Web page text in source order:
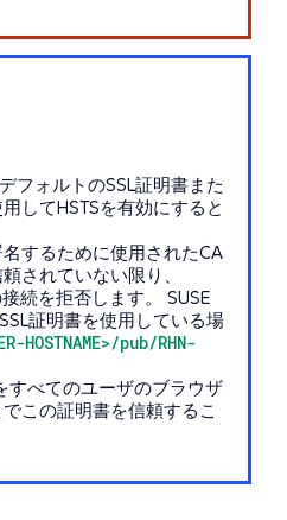
フォルトのSSL証明書また
してHSTSを有効にすると
するために使用されたCA
されていない限り、
続を拒否します。 SUSE
証明書を使用している場
HOSTNAME>/pub/RHN-
すべてのユーザのブラウザ
この証明書を信頼するこ